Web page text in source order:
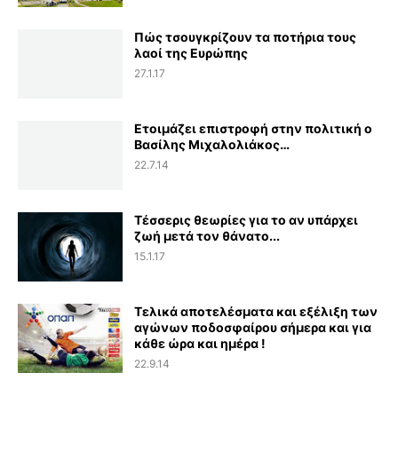
Πώς τσουγκρίζουν τα ποτήρια τους
λαοί της Ευρώπης
27.1.17
Ετοιμάζει επιστροφή στην πολιτική ο
Βασίλης Μιχαλολιάκος…
22.7.14
Τέσσερις θεωρίες για το αν υπάρχει
ζωή μετά τον θάνατο...
15.1.17
Τελικά αποτελέσματα και εξέλιξη των
αγώνων ποδοσφαίρου σήμερα και για
κάθε ώρα και ημέρα !
22.9.14